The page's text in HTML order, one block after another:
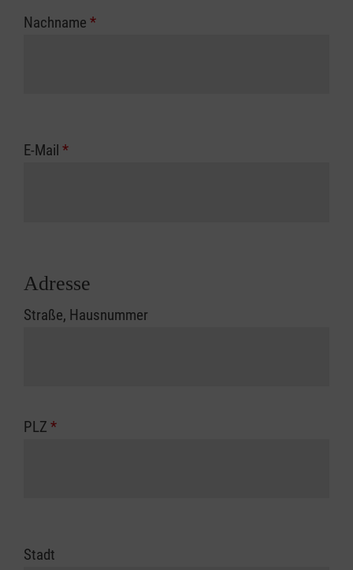
Nachname *
E-Mail *
Adresse
Straße, Hausnummer
PLZ *
Stadt